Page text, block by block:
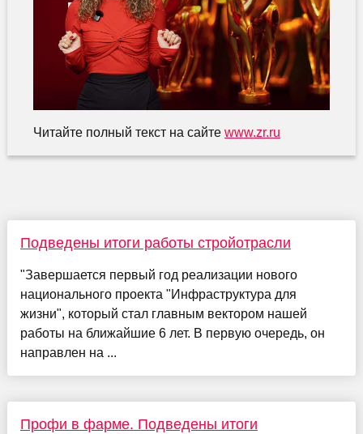
Читайте полный текст на сайте www.zr.ru
Подведены итоги работы стройотрасли
"Завершается первый год реализации нового
национального проекта "Инфраструктура для
жизни", который стал главным вектором нашей
работы на ближайшие 6 лет. В первую очередь, он
направлен на ...
Профи в фарме. Подведены итоги